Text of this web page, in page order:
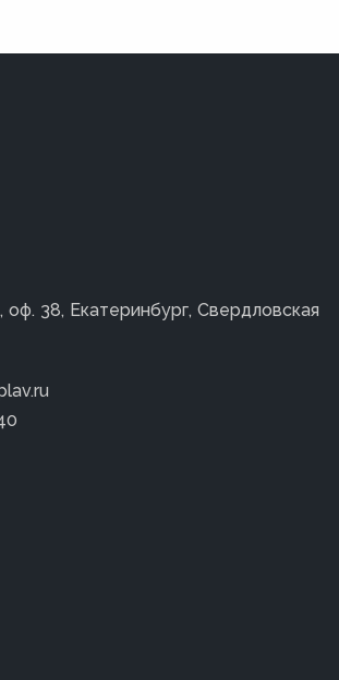
оф. 38, Екатеринбург, Свердловская